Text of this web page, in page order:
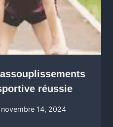
réussie
novembre 14, 2024